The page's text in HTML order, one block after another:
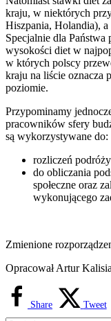
kraju, w niektórych
Hiszpania, Holandia),
Specjalnie dla
wysokości diet w
w których polscy
kraju na liście oznacza
poziomie.
Przypominamy
pracowników sfery
są wykorzystywane do:
rozliczeń
do obliczania
społeczne oraz
wykonującego
Zmienione
Opracował Artur
Share Tweet